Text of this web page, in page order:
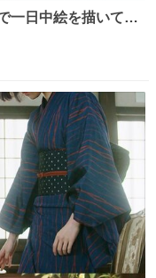
一日中絵を描いてる